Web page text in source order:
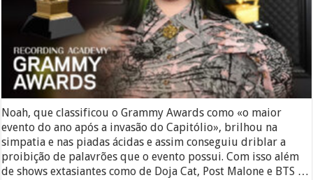
Noah, que classificou o Grammy Awards como «o maior
evento do ano após a invasão do Capitólio», brilhou na
simpatia e nas piadas ácidas e assim conseguiu driblar a
proibição de palavrões que o evento possui. Com isso além
de shows extasiantes como de Doja Cat, Post Malone e BTS …